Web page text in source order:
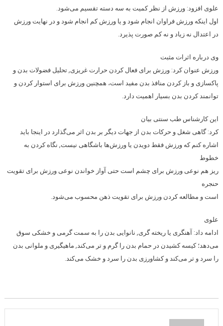
علوی افزود: ورزش از نظر کمیت به سه دسته تقسیم می‌شود.
اول اینکه ورزش فراوان انجام شود و یا ورزش کم انجام شود و در نهایت ورزش
در اعتدال نه زیاد و نه کم صورت پذیرد.
وی درباره اثرات مثبت
ورزش عنوان کرد: ورزش برای فعال کردن حرارت غریزی, تحلیل فضولات بدن و
پاکسازی و باز کردن منافذ بدن مفید است، همچنین ورزش برای استوار کردن و
توانمند کردن بدن بسیار اهمیت دارد.
این کارشناس طب سنتی بیان
کرد: گاهی شغل و حرکات بدن از جهات دیگر بر بدن اثر می‌گذارد در اینجا باید
اشاره کنم که ورزش فقط دویدن یا ورزش‌ها باشگاهی نیست, نگاه کردن به
خطوط
ریز هم نوعی ورزش برای چشم است حتی آواز خواندن نوعی ورزش برای تقویت
حنجره
است و مطالعه کردن ورزش برای تقویت ذهن محسوب می‌شود.
علوی
ادامه داد: آهنگری یا ریخته گری, نانوایی بدن را به سمت گرمی و خشکی سوق
می‌دهد؛ کیسه کشیدن در حمام بدن را گرم و تر می‌کند, ماهیگیری و ملوانی بدن
را سرد و تر می‌کند و کشاورزی بدن را سرد و خشک می‌کند.